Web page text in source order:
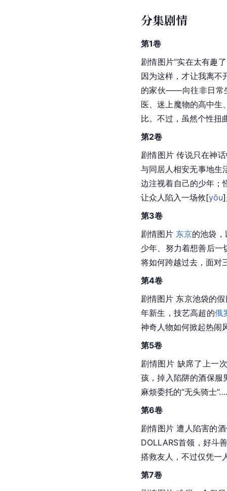
分集剧情
第1卷
剧情图片“实在太有趣
因为这样，才让我离不
的家伙——向往非日常
医、迷上魔物的高中生
比。不过，虽然个性
第2卷
剧情图片 传说只在神
与同居人相安无事地生
边注视着自己的少年；
让众人陷入一场攸[yōu]
第3卷
剧情图片 东京的池袋
少年、努力着想善后一
将如何跨越过去，面对
第4卷
剧情图片 东京池袋的
年新生，技艺高超的俄
神奇人物如何掀起热闹
第5卷
剧情图片 缺席了上一
孩，掉入陷阱的酒保服
麻烦委托的“无头骑士
第6卷
剧情图片 遭人陷害的
DOLLARS首领，好斗
搭救友人，不过仅凭一
第7卷